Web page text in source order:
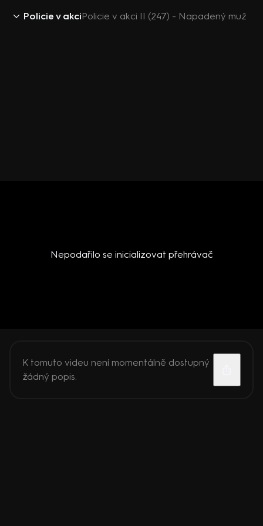
Policie v akciPolicie v akci II (247) - Napadený muž
Nepodařilo se inicializovat přehrávač
K tomuto videu není momentálně dostupný
žádný popis.